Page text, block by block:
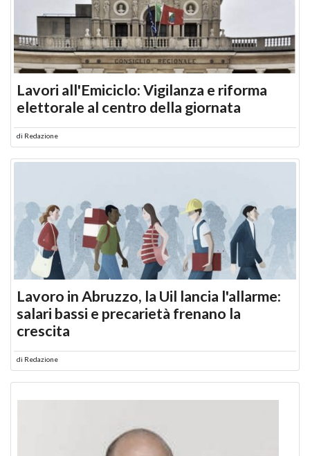
Lavori all'Emiciclo: Vigilanza e riforma
elettorale al centro della giornata
di Redazione
Lavoro in Abruzzo, la Uil lancia l'allarme:
salari bassi e precarietà frenano la
crescita
di Redazione